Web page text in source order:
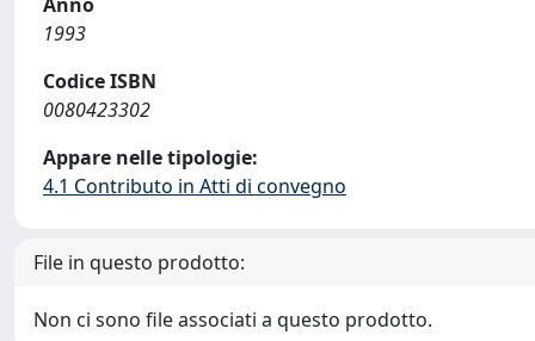
1993
Codice ISBN
0080423302
Appare nelle tipologie:
4.1 Contributo in Atti di convegno
File in questo prodotto:
Non ci sono file associati a questo prodotto.